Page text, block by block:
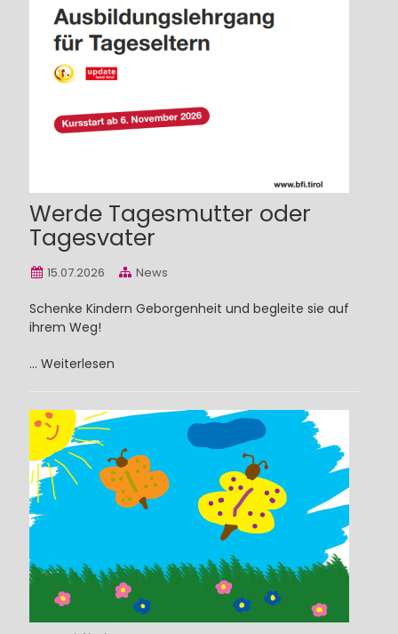
Werde Tagesmutter oder
Tagesvater
15.07.2026 News
Schenke Kindern Geborgenheit und begleite sie auf
ihrem Weg!
... Weiterlesen